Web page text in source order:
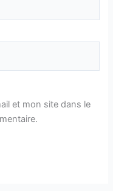
et mon site dans le